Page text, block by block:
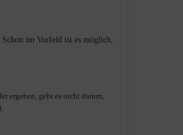
im Vorfeld ist es möglich,
ergeben, geht es nicht darum,